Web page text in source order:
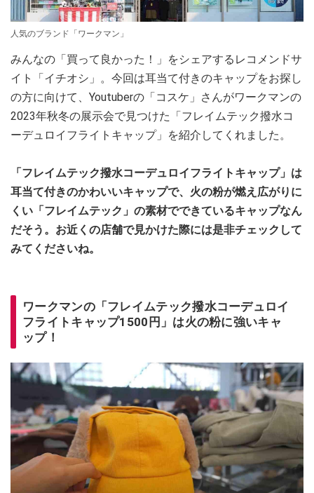
人気のブランド「ワークマン」
みんなの「買って良かった！」をシェアするレコメンドサ
イト「イチオシ」。今回は耳当て付きのキャップをお探し
の方に向けて、Youtuberの「コスケ」さんがワークマンの
2023年秋冬の展示会で見つけた「フレイムテック撥水コ
ーデュロイフライトキャップ」を紹介してくれました。
「フレイムテック撥水コーデュロイフライトキャップ」は
耳当て付きのかわいいキャップで、火の粉が燃え広がりに
くい「フレイムテック」の素材でできているキャップなん
だそう。お近くの店舗で見かけた際には是非チェックして
みてくださいね。
ワークマンの「フレイムテック撥水コーデュロイ
フライトキャップ1500円」は火の粉に強いキャ
ップ！